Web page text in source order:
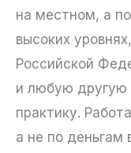
на местном, а
высоких
Российской
и любую другую
практику.
а не по деньгам